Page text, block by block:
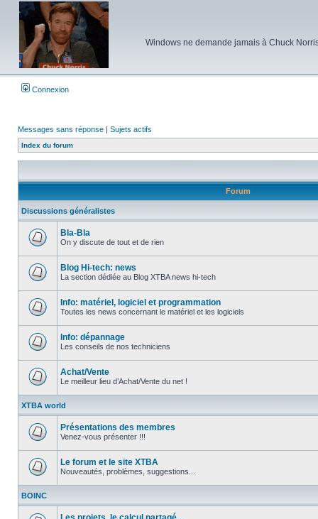
Windows ne demande jamais à Chuck
Connexion
Messages sans réponse | Sujets actifs
Index du forum
Forum
Discussions généralistes
message
non
Bla-Bla
On y discute de tout et de rien
message
non
Blog Hi-tech: news
La section dédiée au Blog XTBA news hi-tech
message
non
Info: matériel, logiciel et programmation
Toutes les news concernant le matériel et les logiciels
message
non
Info: dépannage
Les conseils de nos techniciens
message
non
lu
Achat/Vente
Le meilleur lieu d’Achat/Vente du net !
XTBA world
message
non
Présentations des membres
Venez-vous présenter !!!
message
lu
Le forum et le site XTBA
Nouveautés, problèmes, suggestions...
BOINC